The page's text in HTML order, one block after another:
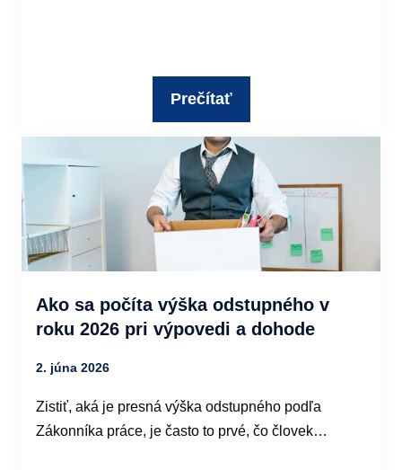
Prečítať
Ako sa počíta výška odstupného v
roku 2026 pri výpovedi a dohode
2. júna 2026
Zistiť, aká je presná výška odstupného podľa
Zákonníka práce, je často to prvé, čo človek…